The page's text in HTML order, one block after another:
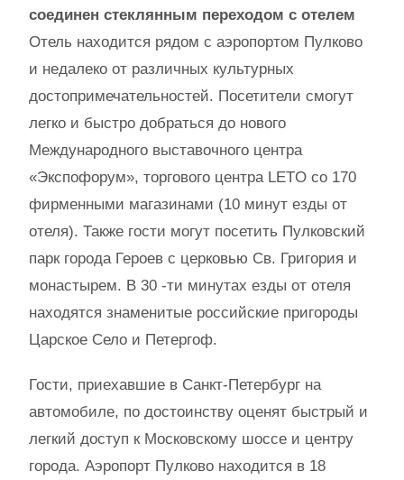
соединен стеклянным переходом с отелем
Отель находится рядом с аэропортом Пулково
и недалеко от различных культурных
достопримечательностей. Посетители смогут
легко и быстро добраться до нового
Международного выставочного центра
«Экспофорум», торгового центра LETO со 170
фирменными магазинами (10 минут езды от
отеля). Также гости могут посетить Пулковский
парк города Героев с церковью Св. Григория и
монастырем. В 30 -ти минутах езды от отеля
находятся знаменитые российские пригороды
Царское Село и Петергоф.
Гости, приехавшие в Санкт-Петербург на
автомобиле, по достоинству оценят быстрый и
легкий доступ к Московскому шоссе и центру
города. Аэропорт Пулково находится в 18